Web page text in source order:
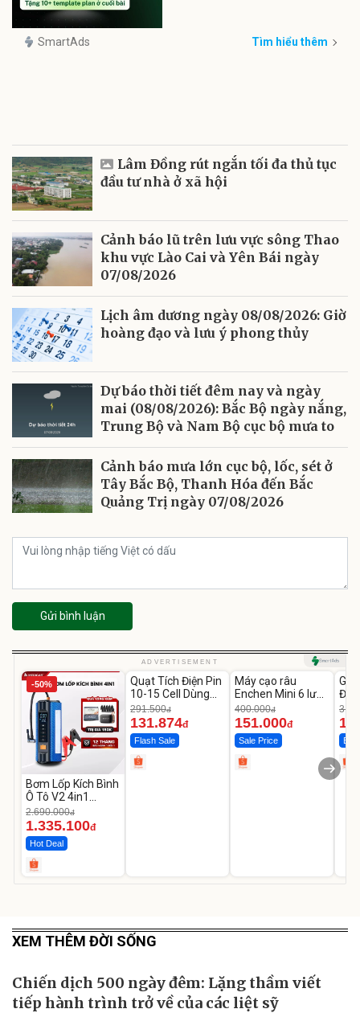
SmartAds Tìm hiểu thêm
Lâm Đồng rút ngắn tối đa thủ tục
đầu tư nhà ở xã hội
Cảnh báo lũ trên lưu vực sông Thao
khu vực Lào Cai và Yên Bái ngày
07/08/2026
Lịch âm dương ngày 08/08/2026: Giờ
hoàng đạo và lưu ý phong thủy
Dự báo thời tiết đêm nay và ngày
mai (08/08/2026): Bắc Bộ ngày nắng,
Trung Bộ và Nam Bộ cục bộ mưa to
Cảnh báo mưa lớn cục bộ, lốc, sét ở
Tây Bắc Bộ, Thanh Hóa đến Bắc
Quảng Trị ngày 07/08/2026
Gửi bình luận
ADVERTISEMENT
-50%
Bơm Lốp Kích Bình
Ô Tô V2 4in1
MEDICAR –
12.000mAh
2.690.000đ
1.335.100đ
Hot Deal
-54%
Unmute
Quạt Tích Điện Pin
10-15 Cell Dùng
Liên Tục 4-8H
291.500đ
131.874đ
Flash Sale
-62%
Máy cạo râu
Enchen Mini 6 lưỡi
dao kép mỏng
400.000đ
151.000đ
Sale Price
Đùi
XEM THÊM ĐỜI SỐNG
Chiến dịch 500 ngày đêm: Lặng thầm viết
tiếp hành trình trở về của các liệt sỹ